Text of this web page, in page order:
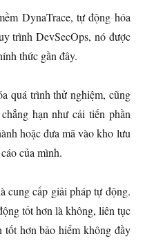
DynaTrace, tự động hóa
trình DevSecOps, nó được
thức gần đây.
quá trình thử nghiệm, cũng
hạn như cải tiến phần
hoặc đưa mã vào kho lưu
của mình.
cung cấp giải pháp tự động.
tốt hơn là không, liên tục
hơn bảo hiểm không đầy